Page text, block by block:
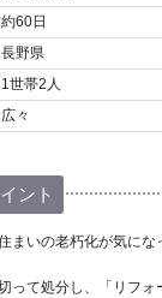
約60日
長野県
1世帯2人
広々
ント
まいの老朽化が気にな
って処分し、「リフォ